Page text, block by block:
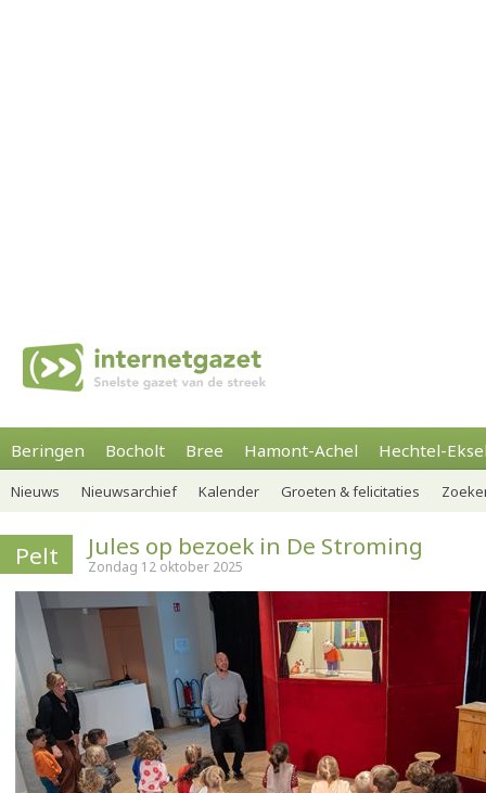
Beringen Bocholt Bree Hamont-Achel Hechtel-
Nieuws Nieuwsarchief Kalender Groeten & felicitaties
Pelt Jules op bezoek in De Stroming
Zondag 12 oktober 2025